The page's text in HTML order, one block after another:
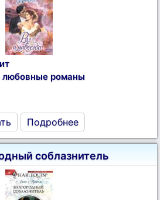
любовные романы
Подробнее
соблазнитель